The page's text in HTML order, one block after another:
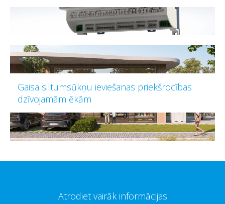
Gaisa siltumsūkņu ieviešanas priekšrocības
dzīvojamām ēkām
Atrodiet vairāk informācijas